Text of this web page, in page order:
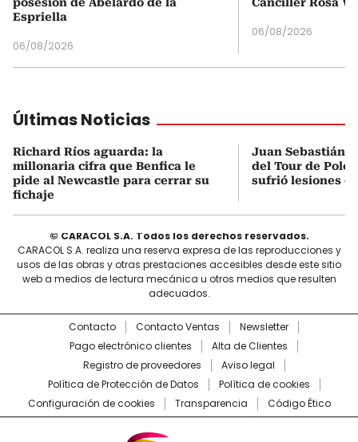
Espriella
06/08/2026
06/08/2026
Últimas Noticias
Richard Ríos aguarda: la
millonaria cifra que Benfica le
pide al Newcastle para cerrar su
fichaje
Juan Sebastián
del Tour de
sufrió lesiones
© CARACOL S.A. Todos los derechos reservados.
CARACOL S.A. realiza una reserva expresa de las reproducciones y
usos de las obras y otras prestaciones accesibles desde este sitio
web a medios de lectura mecánica u otros medios que resulten
adecuados.
Contacto Contacto Ventas
Newsletter
Pago electrónico clientes
Alta de Clientes
Registro de proveedores
Aviso legal
Política de Protección de Datos
Política de cookies
Configuración de cookies
Transparencia Código Ético